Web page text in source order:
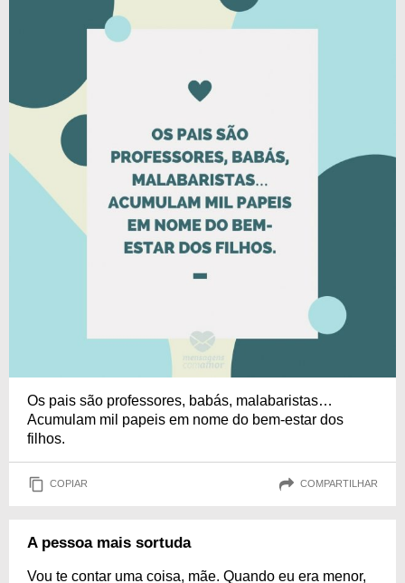
Os pais são professores, babás, malabaristas…
Acumulam mil papeis em nome do bem-estar dos
filhos.
COPIAR COMPARTILHAR
A pessoa mais sortuda
Vou te contar uma coisa, mãe. Quando eu era menor,